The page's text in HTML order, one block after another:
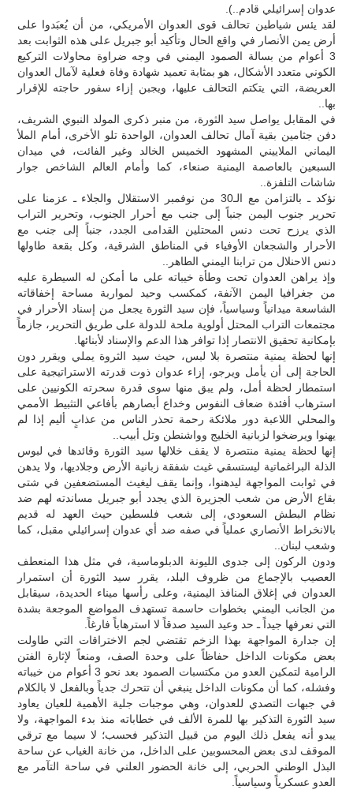
عدوان إسرائيلي قادم..).
لقد يئس شياطين تحالف قوى العدوان الأمريكي، من أن يُعبَدوا على
أرض يمن الأنصار في واقع الحال وتأكيد أبو جبريل على هذه الثوابت بعد
3 أعوام من بسالة الصمود اليمني في وجه ضراوة محاولات التركيع
الكوني متعدد الأشكال، هو بمثابة تعميد شهادة وفاة فعلية لآمال العدوان
العريضة، التي يتكتم التحالف عليها، ويجبن إزاء سفور حاجته للإقرار
بها..
في المقابل يواصل سيد الثورة، من منبر ذكرى المولد النبوي الشريف،
دفن جثامين بقية آمال تحالف العدوان، الواحدة تلو الأخرى، أمام الملأ
اليماني الملاييني المشهود الخميس الخالد وغير الفائت، في ميدان
السبعين بالعاصمة اليمنية صنعاء، كما وأمام العالم الشاخص جوار
شاشات التلفزة..
نؤكد ـ بالتزامن مع الـ30 من نوفمبر الاستقلال والجلاء ـ عزمنا على
تحرير جنوب اليمن جنباً إلى جنب مع أحرار الجنوب، وتحرير التراب
الذي يرزح تحت دنس المحتلين القدامى الجدد، جنباً إلى جنب مع
الأحرار والشجعان الأوفياء في المناطق الشرقية، وكل بقعة طاولها
دنس الاحنلال من ترابنا اليمني الطاهر..
وإذ يراهن العدوان تحت وطأة خيباته على ما أمكن له السيطرة عليه
من جغرافيا اليمن الآنفة، كمكسب وحيد لمواربة مساحة إخفاقاته
الشاسعة ميدانياً وسياسياً، فإن سيد الثورة يجعل من إسناد الأحرار في
مجتمعات التراب المحتل أولوية ملحة للدولة على طريق التحرير، جازماً
بإمكانية تحقيق الانتصار إذا توافر هذا الدعم والإسناد لأبنائها.
إنها لحظة يمنية منتصرة بلا لبس، حيث سيد الثروة يملي ويقرر دون
الحاجة إلى أن يأمل ويرجو، إزاء عدوان ذوت قدرته الاستراتيجية على
استمطار لحظة أمل، ولم يبق منها سوى قدرة سحرته الكونيين على
استرهاب أفئدة ضعاف النفوس وخداع أبصارهم بأفاعي التثبيط الأممي
والمحلي اللاعبة دور ملائكة رحمة تحذر الناس من عذابٍ أليم إذا لم
يهنوا ويرضخوا لزبانية الخليج وواشنطن وتل أبيب..
إنها لحظة يمنية منتصرة لا يقف خلالها سيد الثورة وقائدها في لبوس
الذلة البراغماتية ليستسقي غيث شفقة زبانية الأرض وجلاديها، ولا يدهن
في ثوابت المواجهة ليدهنوا، وإنما يقف ليغيث المستضعفين في شتى
بقاع الأرض من شعب الجزيرة الذي يجدد أبو جبريل مساندته لهم ضد
نظام البطش السعودي، إلى شعب فلسطين حيث العهد له قديم
بالانخراط الأنصاري عملياً في صفه ضد أي عدوان إسرائيلي مقبل، كما
وشعب لبنان..
ودون الركون إلى جدوى الليونة الدبلوماسية، في مثل هذا المنعطف
العصيب بالإجماع من ظروف البلد، يقرر سيد الثورة أن استمرار
العدوان في إغلاق المنافذ اليمنية، وعلى رأسها ميناء الحديدة، سيقابل
من الجانب اليمني بخطوات حاسمة تستهدف المواضع الموجعة بشدة
التي نعرفها جيداً ـ حد وعيد السيد صدقاً لا استرهاباً فارغاً.
إن جدارة المواجهة بهذا الزخم تقتضي لجم الاختراقات التي طاولت
بعض مكونات الداخل حفاظاً على وحدة الصف، ومنعاً لإثارة الفتن
الرامية لتمكين العدو من مكتسبات الصمود بعد نحو 3 أعوام من خيباته
وفشله، كما أن مكونات الداخل ينبغي أن تتحرك جدياً وبالفعل لا بالكلام
في جبهات التصدي للعدوان، وهي موجبات جلية الأهمية للعيان يعاود
سيد الثورة التذكير بها للمرة الألف في خطاباته منذ بدء المواجهة، ولا
يبدو أنه يفعل ذلك اليوم من قبيل التذكير فحسب؛ لا سيما مع ترقي
الموقف لدى بعض المحسوبين على الداخل، من خانة الغياب عن ساحة
البذل الوطني الحربي، إلى خانة الحضور العلني في ساحة التآمر مع
العدو عسكرياً وسياسياً.